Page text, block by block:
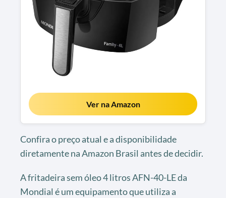
Ver na Amazon
Confira o preço atual e a disponibilidade
diretamente na Amazon Brasil antes de decidir.
A fritadeira sem óleo 4 litros AFN-40-LE da
Mondial é um equipamento que utiliza a